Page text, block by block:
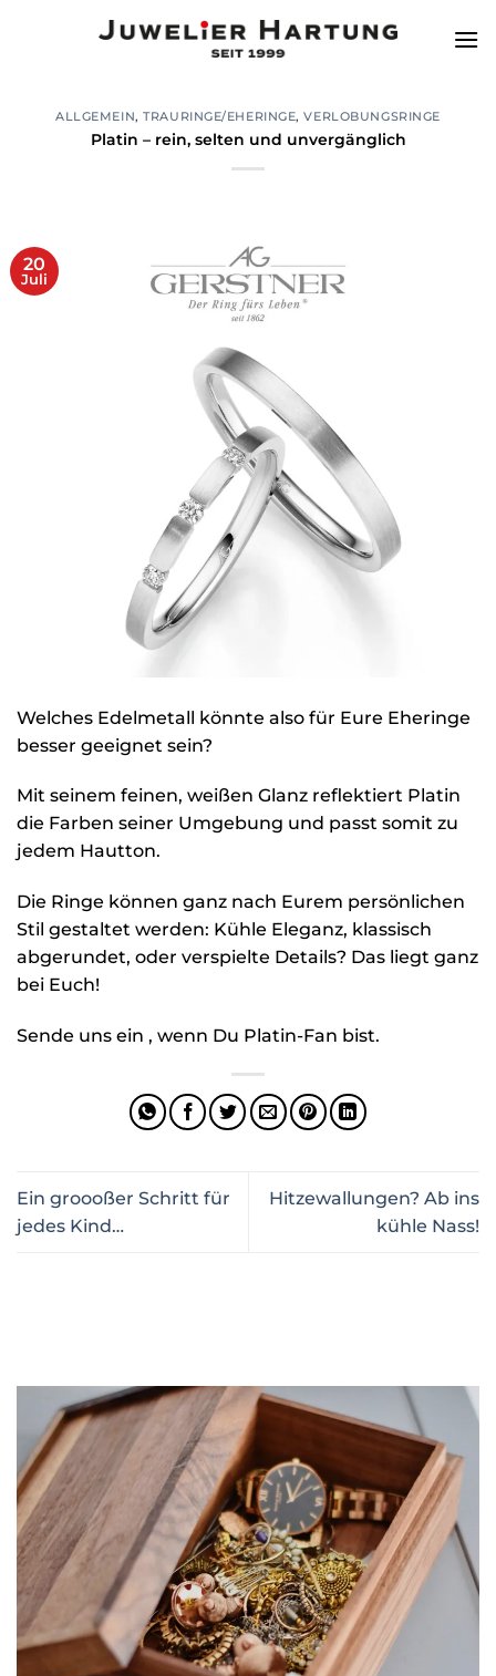
ALLGEMEIN,TRAURINGE/EHERINGE,VERLOBUNGSRINGE
Platin – rein, selten und unvergänglich
20
Juli
Welches Edelmetall könnte also für Eure Eheringe
besser geeignet sein?
Mit seinem feinen, weißen Glanz reflektiert Platin
die Farben seiner Umgebung und passt somit zu
jedem Hautton.
Die Ringe können ganz nach Eurem persönlichen
Stil gestaltet werden: Kühle Eleganz, klassisch
abgerundet, oder verspielte Details? Das liegt ganz
bei Euch!
Sende uns ein , wenn Du Platin-Fan bist.
Ein groooßer Schritt für
jedes Kind…
Hitzewallungen? Ab ins
kühle Nass!